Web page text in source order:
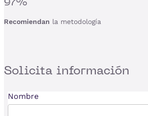
Recomiendan la metodología
Solicita información